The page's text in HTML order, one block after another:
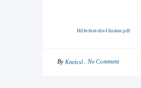
Hilfe-fuer-die-Ukraine.pdf
By Kneissl No Comment